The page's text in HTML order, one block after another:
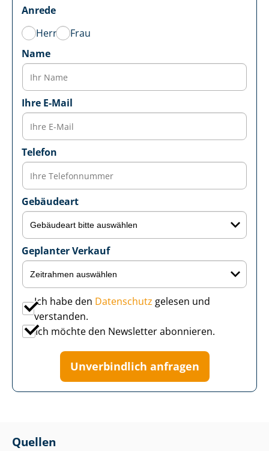
Anrede
Herr
Frau
Name
Ihre E-Mail
Telefon
Gebäudeart
Geplanter Verkauf
Ich habe den Datenschutz gelesen und
verstanden.
Ich möchte den Newsletter abonnieren.
Unverbindlich anfragen
Quellen